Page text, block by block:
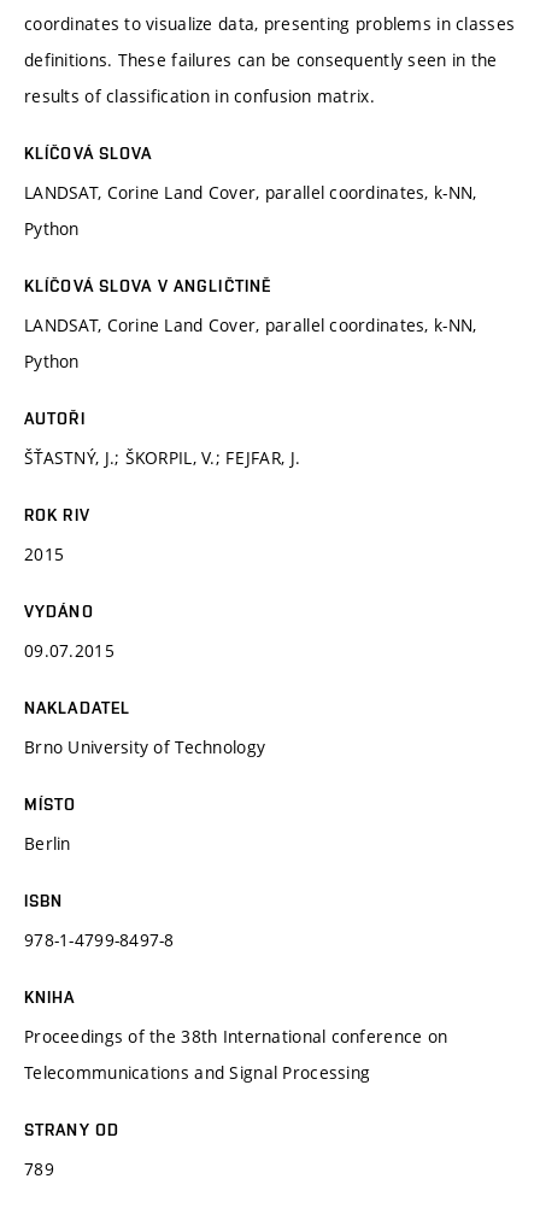
coordinates to visualize data, presenting problems in classes
definitions. These failures can be consequently seen in the
results of classification in confusion matrix.
KLÍČOVÁ SLOVA
LANDSAT, Corine Land Cover, parallel coordinates, k-NN,
Python
KLÍČOVÁ SLOVA V ANGLIČTINĚ
LANDSAT, Corine Land Cover, parallel coordinates, k-NN,
Python
AUTOŘI
ŠŤASTNÝ, J.; ŠKORPIL, V.; FEJFAR, J.
ROK RIV
2015
VYDÁNO
09.07.2015
NAKLADATEL
Brno University of Technology
MÍSTO
Berlin
ISBN
978-1-4799-8497-8
KNIHA
Proceedings of the 38th International conference on
Telecommunications and Signal Processing
STRANY OD
789